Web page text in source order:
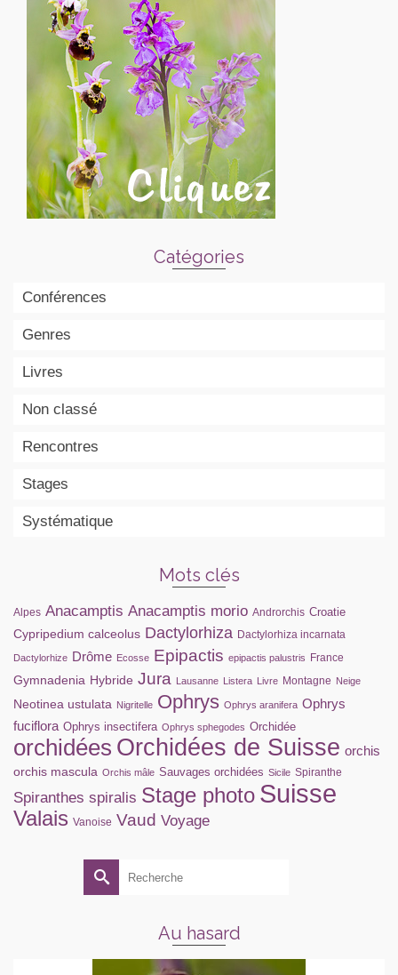
Catégories
Conférences
Genres
Livres
Non classé
Rencontres
Stages
Systématique
Mots clés
Alpes Anacamptis Anacamptis morio Androrchis Croatie
Cypripedium calceolus Dactylorhiza Dactylorhiza incarnata
Dactylorhize Drôme Ecosse Epipactis epipactis palustris France
Gymnadenia Hybride Jura Lausanne Listera Livre Montagne Neige
Neotinea ustulata Nigritelle Ophrys Ophrys aranifera Ophrys
fuciflora Ophrys insectifera Ophrys sphegodes Orchidée
orchidées Orchidées de Suisse orchis
orchis mascula Orchis mâle Sauvages orchidées Sicile Spiranthe
Spiranthes spiralis Stage photo Suisse
Valais Vanoise Vaud Voyage
Rechercher :
Au hasard